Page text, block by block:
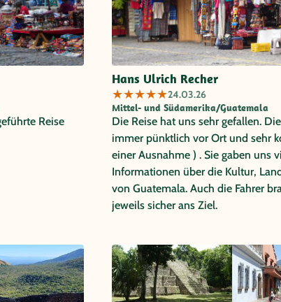
Reise
Hans Ulrich Recher
★★★★★24.03.26
Mittel- und Südamerika/Guatemala
Die Reise hat uns sehr gefallen.
immer pünktlich vor Ort und sehr
einer Ausnahme ) . Sie gaben uns
Informationen über die Kultur,
von Guatemala. Auch die Fahrer
jeweils sicher ans Ziel.